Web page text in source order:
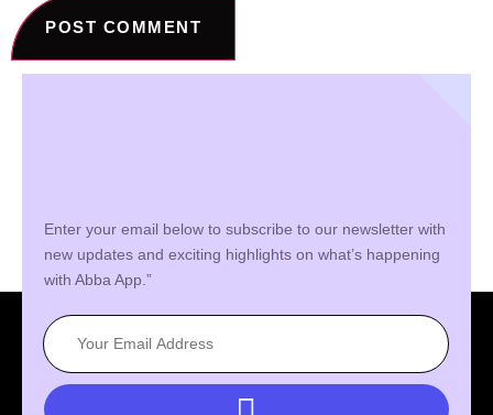
Enter your email below to subscribe to our newsletter with
new updates and exciting highlights on what’s happening
with Abba App.”